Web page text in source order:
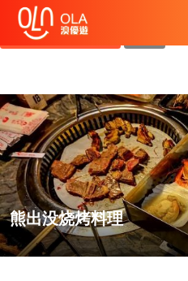
领取每日优惠券
查看`我的优惠记录`
熊出没烧烤料理